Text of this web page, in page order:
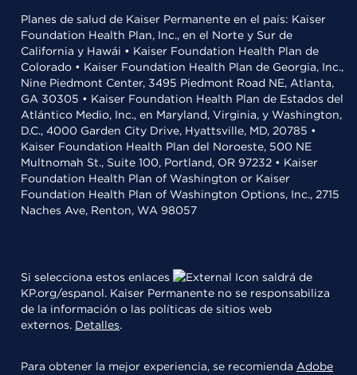
Planes de salud de Kaiser Permanente en el país: Kaiser
Foundation Health Plan, Inc., en el Norte y Sur de
California y Hawái • Kaiser Foundation Health Plan de
Colorado • Kaiser Foundation Health Plan de Georgia, Inc.,
Nine Piedmont Center, 3495 Piedmont Road NE, Atlanta,
GA 30305 • Kaiser Foundation Health Plan de Estados del
Atlántico Medio, Inc., en Maryland, Virginia, y Washington,
D.C., 4000 Garden City Drive, Hyattsville, MD, 20785 •
Kaiser Foundation Health Plan del Noroeste, 500 NE
Multnomah St., Suite 100, Portland, OR 97232 • Kaiser
Foundation Health Plan of Washington or Kaiser
Foundation Health Plan of Washington Options, Inc., 2715
Naches Ave, Renton, WA 98057
Si selecciona estos enlaces
saldrá de
KP.org/espanol. Kaiser Permanente no se responsabiliza
de la información o las políticas de sitios web
externos. Detalles.
Para obtener la mejor experiencia, se recomienda Adobe